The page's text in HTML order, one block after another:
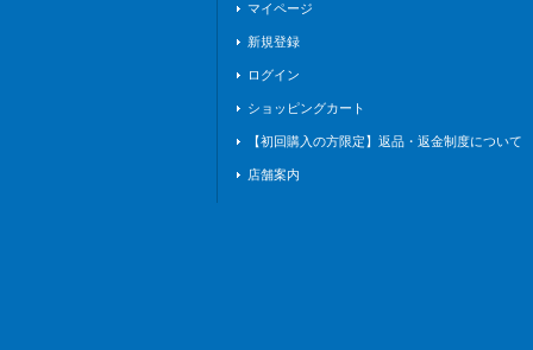
マイページ
新規登録
ログイン
ショッピングカート
【初回購入の方限定】返品・返金制度について
店舗案内